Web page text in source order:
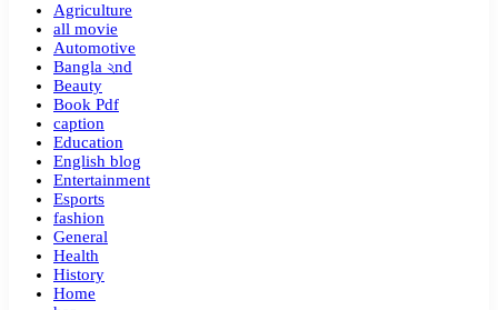
Agriculture
all movie
Automotive
Bangla ২nd
Beauty
Book Pdf
caption
Education
English blog
Entertainment
Esports
fashion
General
Health
History
Home